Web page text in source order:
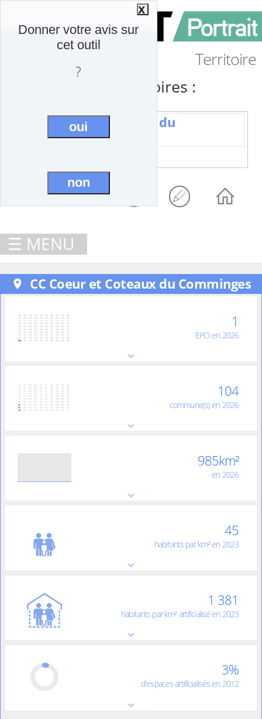
Territoire
Ajoutez vos territoires :
CC Coeur et Coteaux du
Comminges
 
☰ MENU
CC Coeur et Coteaux du Comminges
Donner votre avis sur
cet outil
?
oui
non